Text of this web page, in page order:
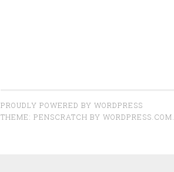
PROUDLY POWERED BY WORDPRESS
THEME: PENSCRATCH BY WORDPRESS.COM